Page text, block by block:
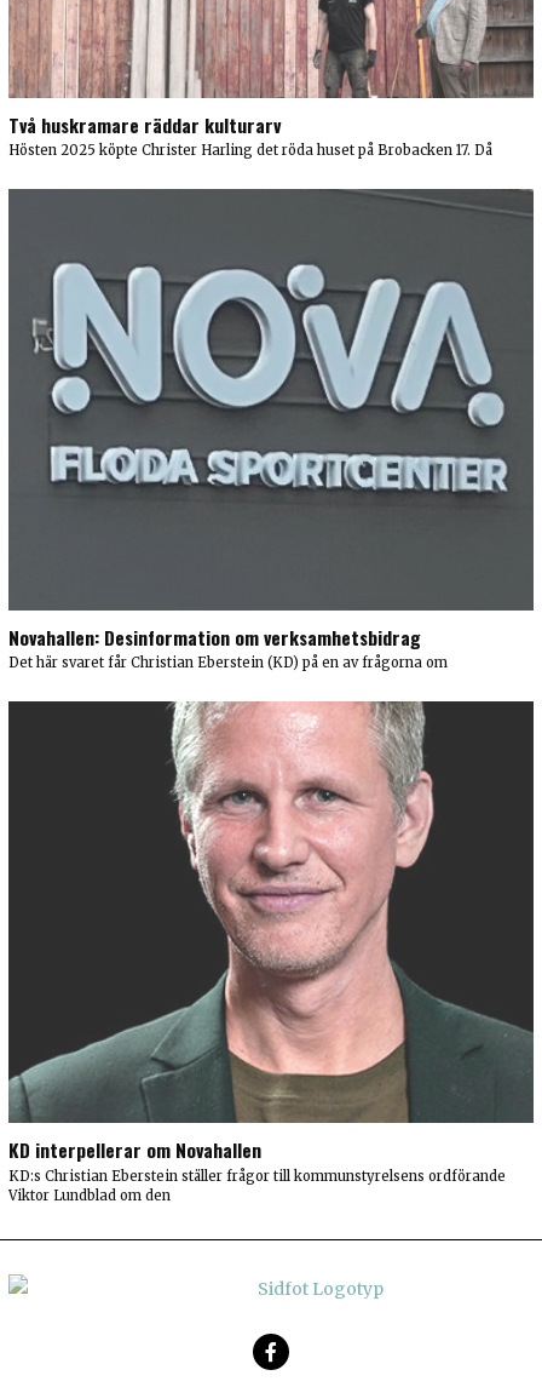
Två huskramare räddar kulturarv
Hösten 2025 köpte Christer Harling det röda huset på Brobacken 17. Då
Novahallen: Desinformation om verksamhetsbidrag
Det här svaret får Christian Eberstein (KD) på en av frågorna om
KD interpellerar om Novahallen
KD:s Christian Eberstein ställer frågor till kommunstyrelsens ordförande
Viktor Lundblad om den